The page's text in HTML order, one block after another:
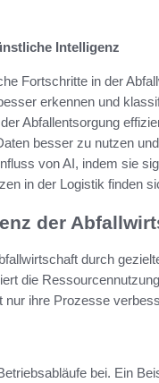
Intelligenz
Fortschritte in der
erkennen und
Abfallentsorgung
besser zu nutzen
von AI, indem sie
in der Logistik finden
der
durch
die
ihre Prozesse
bei. Ein